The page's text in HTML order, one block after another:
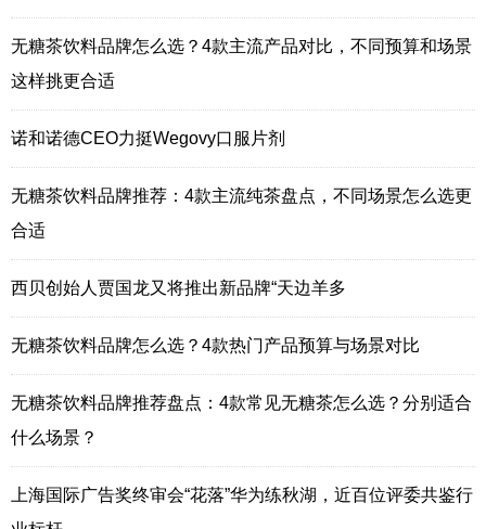
无糖茶饮料品牌怎么选？4款主流产品对比，不同预算和场景
这样挑更合适
诺和诺德CEO力挺Wegovy口服片剂
无糖茶饮料品牌推荐：4款主流纯茶盘点，不同场景怎么选更
合适
西贝创始人贾国龙又将推出新品牌“天边羊多
无糖茶饮料品牌怎么选？4款热门产品预算与场景对比
无糖茶饮料品牌推荐盘点：4款常见无糖茶怎么选？分别适合
什么场景？
上海国际广告奖终审会“花落”华为练秋湖，近百位评委共鉴行